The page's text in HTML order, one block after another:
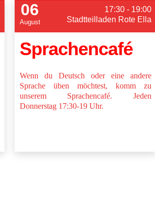
06
August
17:30 - 19:00
Stadtteilladen Rote Ella
Sprachencafé
Wenn du Deutsch oder eine andere
Sprache üben möchtest, komm zu
unserem Sprachencafé. Jeden
Donnerstag 17:30-19 Uhr.